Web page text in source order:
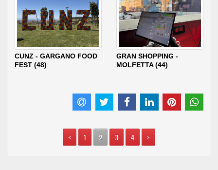
CUNZ - GARGANO FOOD
FEST (48)
GRAN SHOPPING -
MOLFETTA (44)
< 1 2 3 4 >